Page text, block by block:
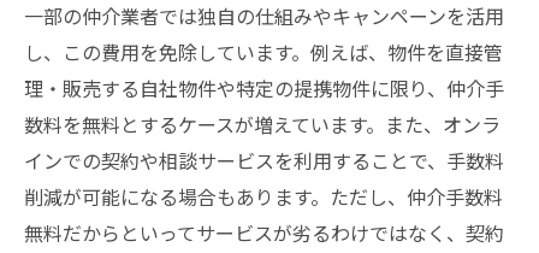
一部の仲介業者では独自の仕組みやキャンペーンを活用
し、この費用を免除しています。例えば、物件を直接管
理・販売する自社物件や特定の提携物件に限り、仲介手
数料を無料とするケースが増えています。また、オンラ
インでの契約や相談サービスを利用することで、手数料
削減が可能になる場合もあります。ただし、仲介手数料
無料だからといってサービスが劣るわけではなく、契約